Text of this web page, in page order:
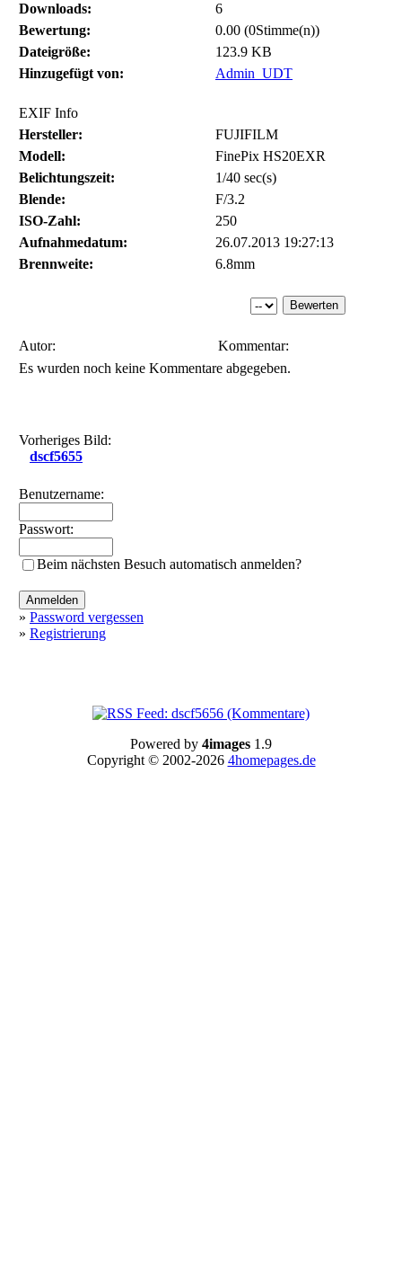
Downloads:
6
Bewertung:
0.00 (0Stimme(n))
Dateigröße:
123.9 KB
Hinzugefügt von:
Admin_UDT
EXIF Info
Hersteller:
FUJIFILM
Modell:
FinePix HS20EXR
Belichtungszeit:
1/40 sec(s)
Blende:
F/3.2
ISO-Zahl:
250
Aufnahmedatum:
26.07.2013 19:27:13
Brennweite:
6.8mm
Autor:
Kommentar:
Es wurden noch keine Kommentare abgegeben.
Vorheriges Bild:
dscf5655
Benutzername:
Passwort:
Beim nächsten Besuch automatisch anmelden?
» Password vergessen
» Registrierung
Powered by 4images 1.9
Copyright © 2002-2026 4homepages.de